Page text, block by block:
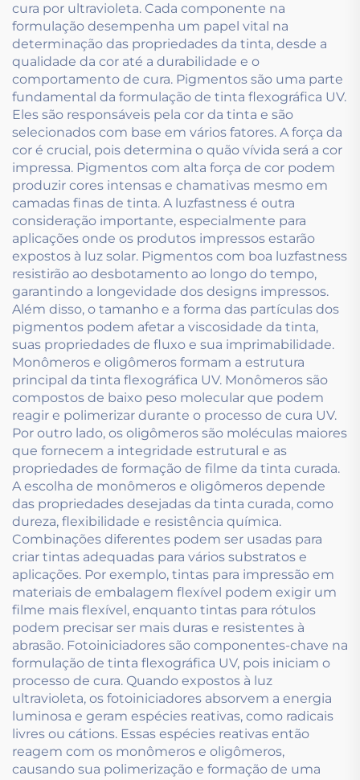
cura por ultravioleta. Cada componente na
formulação desempenha um papel vital na
determinação das propriedades da tinta, desde a
qualidade da cor até a durabilidade e o
comportamento de cura. Pigmentos são uma parte
fundamental da formulação de tinta flexográfica UV.
Eles são responsáveis pela cor da tinta e são
selecionados com base em vários fatores. A força da
cor é crucial, pois determina o quão vívida será a cor
impressa. Pigmentos com alta força de cor podem
produzir cores intensas e chamativas mesmo em
camadas finas de tinta. A luzfastness é outra
consideração importante, especialmente para
aplicações onde os produtos impressos estarão
expostos à luz solar. Pigmentos com boa luzfastness
resistirão ao desbotamento ao longo do tempo,
garantindo a longevidade dos designs impressos.
Além disso, o tamanho e a forma das partículas dos
pigmentos podem afetar a viscosidade da tinta,
suas propriedades de fluxo e sua imprimabilidade.
Monômeros e oligômeros formam a estrutura
principal da tinta flexográfica UV. Monômeros são
compostos de baixo peso molecular que podem
reagir e polimerizar durante o processo de cura UV.
Por outro lado, os oligômeros são moléculas maiores
que fornecem a integridade estrutural e as
propriedades de formação de filme da tinta curada.
A escolha de monômeros e oligômeros depende
das propriedades desejadas da tinta curada, como
dureza, flexibilidade e resistência química.
Combinações diferentes podem ser usadas para
criar tintas adequadas para vários substratos e
aplicações. Por exemplo, tintas para impressão em
materiais de embalagem flexível podem exigir um
filme mais flexível, enquanto tintas para rótulos
podem precisar ser mais duras e resistentes à
abrasão. Fotoiniciadores são componentes-chave na
formulação de tinta flexográfica UV, pois iniciam o
processo de cura. Quando expostos à luz
ultravioleta, os fotoiniciadores absorvem a energia
luminosa e geram espécies reativas, como radicais
livres ou cátions. Essas espécies reativas então
reagem com os monômeros e oligômeros,
causando sua polimerização e formação de uma